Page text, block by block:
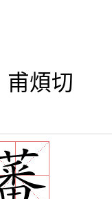
甫煩切